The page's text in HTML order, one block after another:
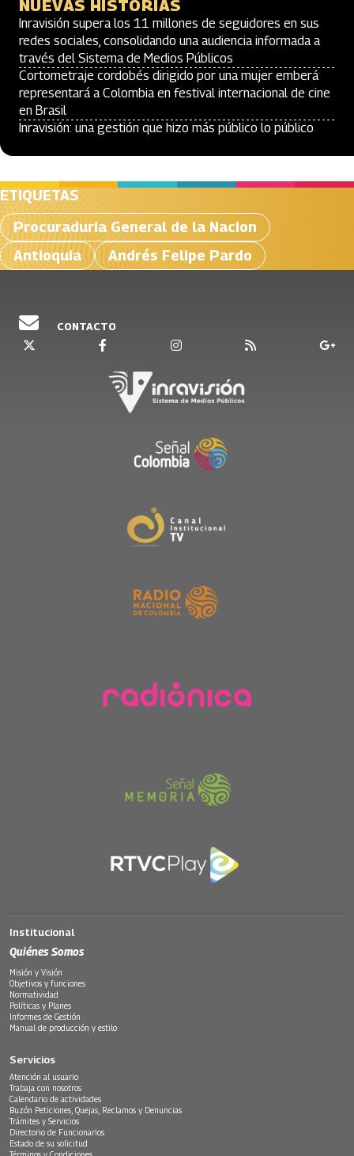
NUEVAS HISTORIAS
Inravisión supera los 11 millones de seguidores en sus
redes sociales, consolidando una audiencia informada a
través del Sistema de Medios Públicos
Cortometraje cordobés dirigido por una mujer emberá
representará a Colombia en festival internacional de cine
en Brasil
Inravisión: una gestión que hizo más público lo público
ETIQUETAS
Procuraduria General de la Nacion
Antioquia
Andrés Felipe Pardo
CONTACTO
Institucional
Quiénes Somos
Misión y Visión
Objetivos y funciones
Normatividad
Políticas y Planes
Informes de Gestión
Manual de producción y estilo
Servicios
Atención al usuario
Trabaja con nosotros
Calendario de actividades
Buzón Peticiones, Quejas, Reclamos y Denuncias
Trámites y Servicios
Directorio de Funcionarios
Estado de su solicitud